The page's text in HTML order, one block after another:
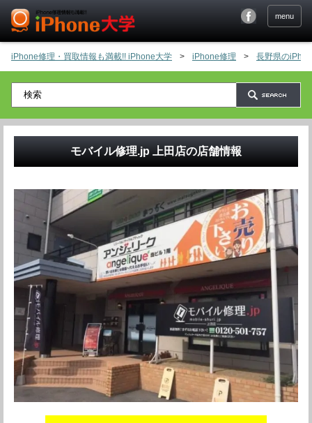
menu
iPhone修理・買取情報も満載!! iPhone大学 > iPhone修理 > 長野県の
モバイル修理.jp 上田店の店舗情報